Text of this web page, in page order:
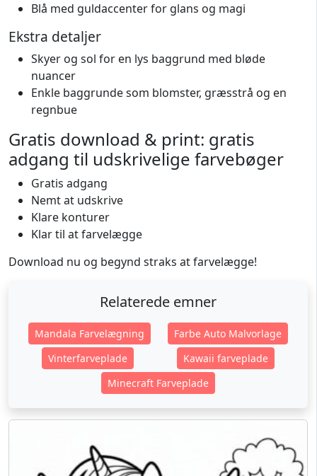
Blå med guldaccenter for glans og magi
Ekstra detaljer
Skyer og sol for en lys baggrund med bløde
nuancer
Enkle baggrunde som blomster, græsstrå og en
regnbue
Gratis download & print: gratis
adgang til udskrivelige farvebøger
Gratis adgang
Nemt at udskrive
Klare konturer
Klar til at farvelægge
Download nu og begynd straks at farvelægge!
Relaterede emner
Mandala Farvelægning
Farbe Auto Malvorlage
Vinterfarveplade
Kawaii farveplade
Minecraft Farveplade